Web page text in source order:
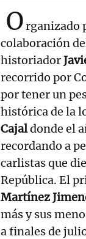
Organizado
colaboración
historiador
recorrido por
por tener un
histórica de la
Cajaldonde el
recordando a
carlistas que
República. El
Martínez
más y sus
a finales de